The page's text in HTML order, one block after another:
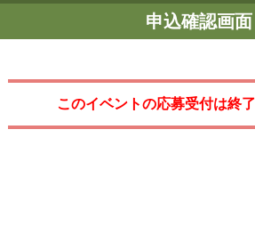
申込確認画面
このイベントの応募受付は終